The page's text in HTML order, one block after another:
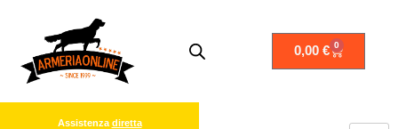
contenuto
0,00€ 0
Carrello
Assistenza diretta